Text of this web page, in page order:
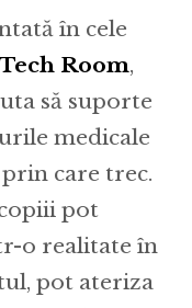
în cele
Tech Room,
să suporte
medicale
care trec.
pot
o realitate în
pot ateriza